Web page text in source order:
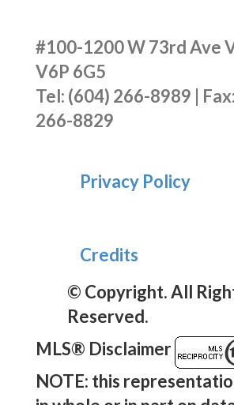
#100-1200 W 73rd Ave
V6P 6G5
Tel: (604) 266-8989 |
266-8829
Privacy Policy
Credits
© Copyright. All
Reserved.
MLS® Disclaimer
NOTE: this